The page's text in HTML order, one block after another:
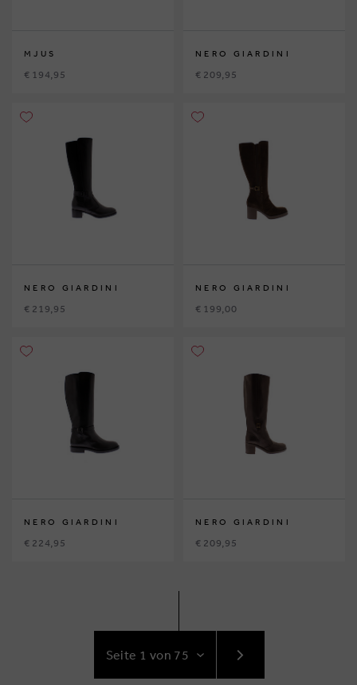
MJUS
€ 194,95
NERO GIARDINI
€ 209,95
NERO GIARDINI
€ 219,95
NERO GIARDINI
€ 199,00
NERO GIARDINI
€ 224,95
NERO GIARDINI
€ 209,95
ZUR
NÄCHSTE